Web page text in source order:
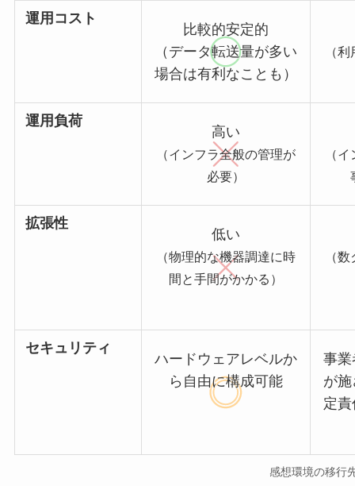
運用コスト
比較的安定的
（データ転送量が多い
場合は有利なことも）
（
運用負荷
高い
（インフラ全般の管理が
必要）
（
拡張性
低い
（物理的な機器調達に時
間と手間がかかる）
（
セキュリティ
ハードウェアレベルか
ら自由に構成可能
事業
が
定
感想環境の移行